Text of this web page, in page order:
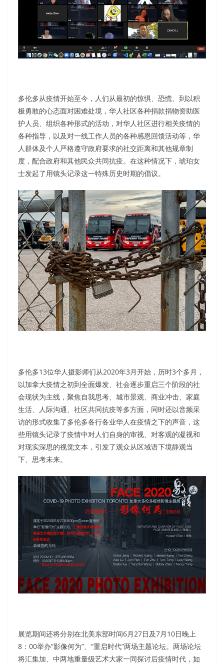
多伦多从疫情开始至今，人们从最初的惊惧、恐慌、到以积
极勇敢的心态面对困难处境，华人社区各种捐款捐物资助医
护人员、组织各种形式的活动，对华人社区进行相关疫情的
各种指导，以及对一线工作人员的各种感恩回馈活动等，华
人群体及个人严格遵守政府要求的社交距离和其他规章制
度，配合政府和其他民众共同抗疫。在这种情况下，琥珀女
士发起了用镜头记录这一特殊历史时期的倡议。
多伦多13位华人摄影师们从2020年3月开始，历时3个多月，
以加拿大疫情之初到全面爆发、社会逐步重启三个阶段的社
会现状为主线，聚焦自我思考、城市景观、商业冲击、家庭
生活、人际沟通、社区共同抗疫等多方面，同时还以音频采
访的形式收集了多伦多各行各业华人在疫情之下的声音，这
些用镜头记录了疫情中对人们自身的审视、对客观的凝视和
对现实深思的视觉文本，引发了观众从区域语下境静观当
下、思考未来。
展览期间还将分别在北美东部时间6月27日及7月10日晚上
8：00举办“影像何为”、“重启时代”两场主题论坛。两场论坛
将汇集加、中两地重量级艺术大家一同探讨后疫情时代，如